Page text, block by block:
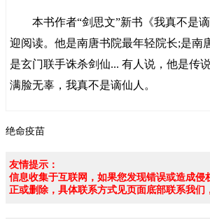
本书作者“剑思文”新书《我真不是谪
迎阅读。他是南唐书院最年轻院长;是南
是玄门联手诛杀剑仙... 有人说，他是传
满脸无辜，我真不是谪仙人。
绝命疫苗
友情提示：
信息收集于互联网，如果您发现错误或造成侵
正或删除，具体联系方式见页面底部联系我们